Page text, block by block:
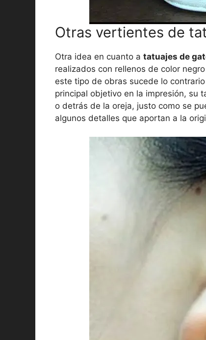
Otras vertientes de
Otra idea en cuanto a tatuajes de
realizados con rellenos de color
este tipo de obras sucede lo
principal objetivo en la impresión, su
o detrás de la oreja, justo como se
algunos detalles que aportan a la